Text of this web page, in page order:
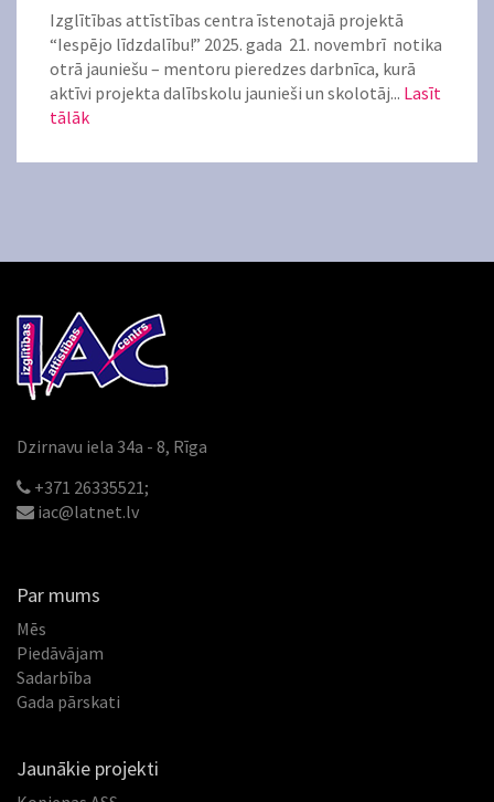
Izglītības attīstības centra īstenotajā projektā
“Iespējo līdzdalību!” 2025. gada 21. novembrī notika
otrā jauniešu – mentoru pieredzes darbnīca, kurā
aktīvi projekta dalībskolu jaunieši un skolotāj... Lasīt
tālāk
Dzirnavu iela 34a - 8, Rīga
+371 26335521;
iac@latnet.lv
Par mums
Mēs
Piedāvājam
Sadarbība
Gada pārskati
Jaunākie projekti